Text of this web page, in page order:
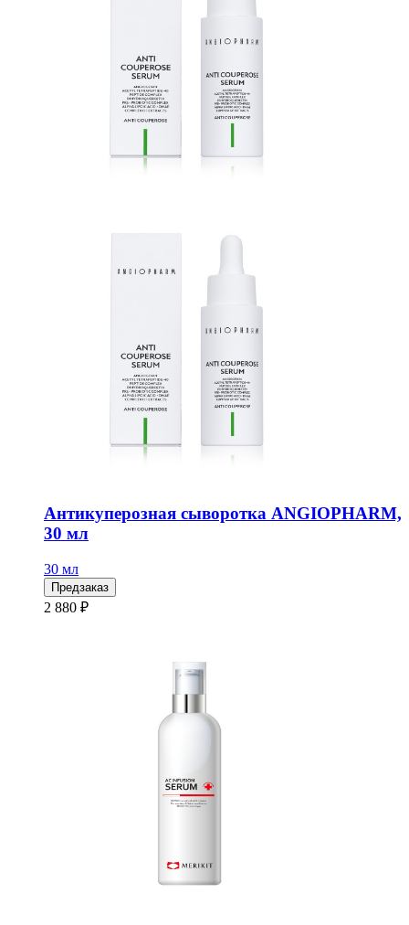
Антикуперозная сыворотка ANGIOPHARM,
30 мл
30 мл
Предзаказ
2 880 ₽